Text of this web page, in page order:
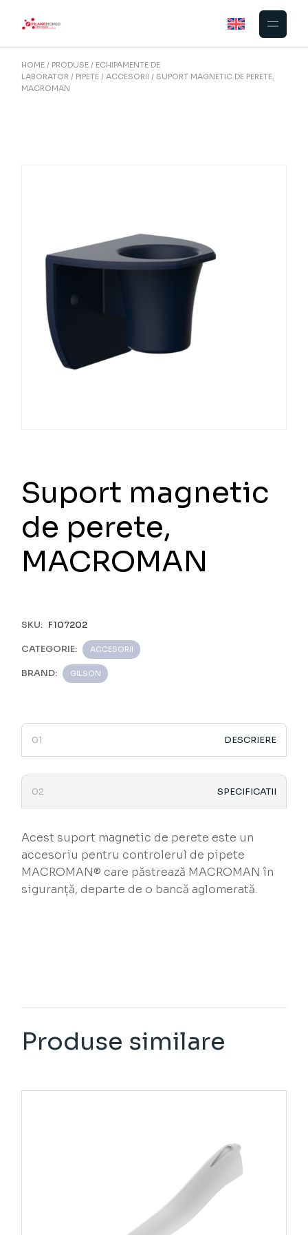
HOME PRODUSE
ECHIPAMENTE DE
LABORATOR
PIPETE ACCESORII
SUPORT MAGNETIC DE PERETE,
MACROMAN
Suport magnetic
de perete,
MACROMAN
SKU: F107202
CATEGORIE: ACCESORII
BRAND: GILSON
DESCRIERE
SPECIFICATII
Acest suport magnetic de perete este un
accesoriu pentru controlerul de pipete
MACROMAN® care păstrează MACROMAN în
siguranță, departe de o bancă aglomerată.
Produse similare